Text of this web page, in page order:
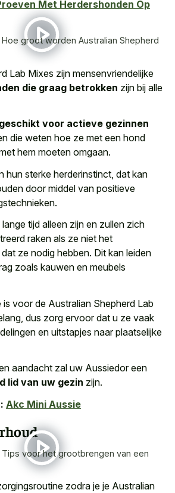
Met Herdershonden Op
Hoe groot worden Australian Shepherd
Lab Mixes zijn mensenvriendelijke
die graag betrokken zijn bij alle
voor actieve gezinnen
die weten hoe ze met een hond
hem moeten omgaan.
hun sterke herderinstinct, dat kan
door middel van positieve
tijd alleen zijn en zullen zich
raken als ze niet het
ze nodig hebben. Dit kan leiden
zoals kauwen en meubels
voor de Australian Shepherd Lab
dus zorg ervoor dat u ze vaak
en uitstapjes naar plaatselijke
aandacht zal uw Aussiedor een
lid van uw gezin zijn.
Akc Mini Aussie
Tips voor het grootbrengen van een
zodra je je Australian